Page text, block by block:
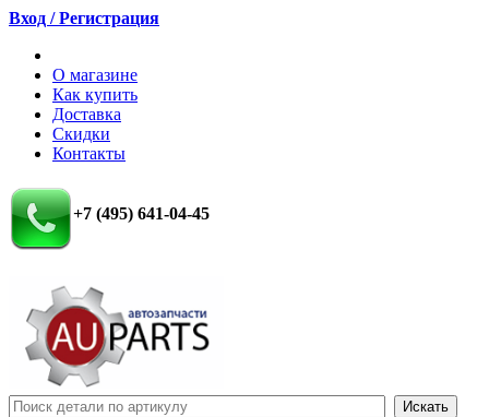
Вход / Регистрация
О магазине
Как купить
Доставка
Скидки
Контакты
+7 (495) 641-04-45